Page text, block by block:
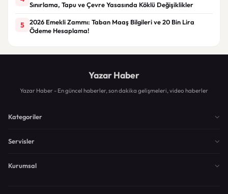
Sınırlama, Tapu ve Çevre Yasasında Köklü Değişiklikler
5
2026 Emekli Zammı: Taban Maaş Bilgileri ve 20 Bin Lira
Ödeme Hesaplama!
Yazar Haber
Yazar Haber - En güncel haberler, son dakika gelişmeleri, video haberler
Kategoriler
Servisler
Kurumsal